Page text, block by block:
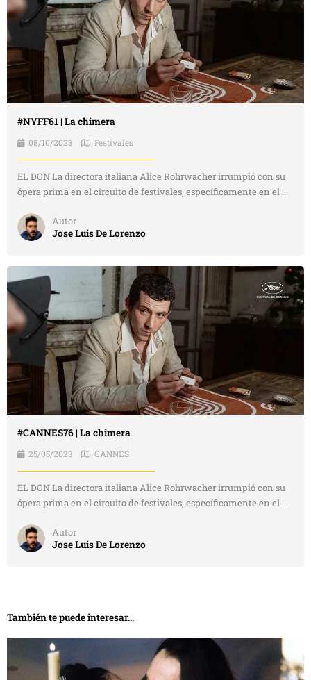
#NYFF61 | La chimera
08/10/2023 Festivales
EL DON La directora italiana Alice Rohrwacher irrumpió con su
ópera prima en el circuito de festivales, específicamente en el ...
Autor
Jose Luis De Lorenzo
#CANNES76 | La chimera
25/05/2023 CANNES
EL DON La directora italiana Alice Rohrwacher irrumpió con su
ópera prima en el circuito de festivales, específicamente en el ...
Autor
Jose Luis De Lorenzo
También te puede interesar...